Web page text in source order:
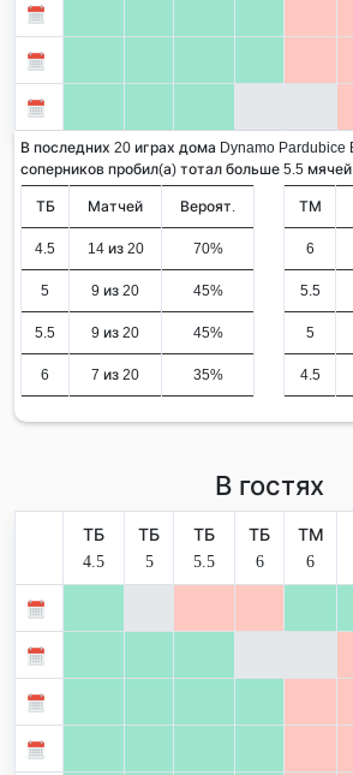
В последних 20 играх дома Dynamo
соперников пробил(а) тотал больше 5.5
ТБ Матчей Вероят.
4.5 14 из 20 70%
5 9 из 20 45%
5.5 9 из 20 45%
6 7 из 20 35%
ТМ
6
5.5
5
4.5
В гостях
ТБ
4.5
ТБ
5
ТБ
5.5
ТБ
6
ТМ
6